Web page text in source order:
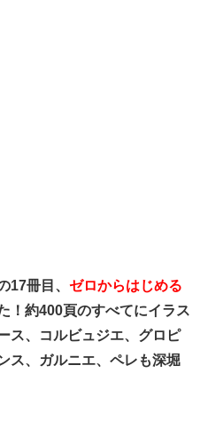
冊目、 ゼロからはじめる
！約400頁のすべてにイラス
ス、コルビュジエ、グロピ
ス、ガルニエ、ペレも深堀